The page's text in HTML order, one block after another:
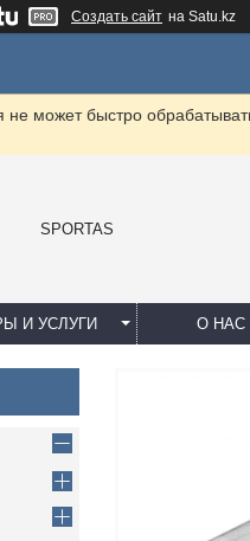
Создать сайт на Satu.kz
не может быстро
SPORTAS
И УСЛУГИ О НАС